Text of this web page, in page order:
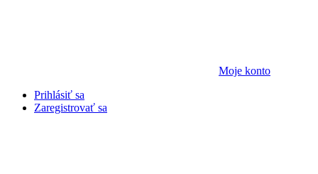
Moje konto
Prihlásiť sa
Zaregistrovať sa